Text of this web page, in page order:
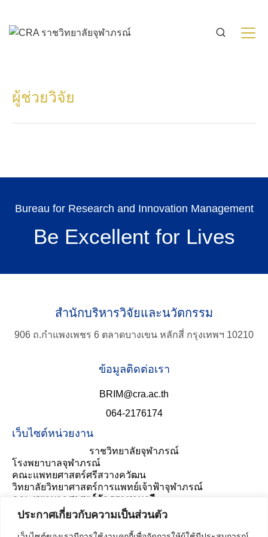
ประกาศเกี่ยวกับความเป็นส่วนตัว
content
EN
ผู้ช่วยวิจัย
Bureau for Research and Innovation Management
Be Excellent for Lives
สำนักบริหารวิจัยและนวัตกรรม
906 ถ.กำแพงเพชร 6 ตลาดบางเขน หลักสี่ กรุงเทพฯ 10210
ข้อมูลติดต่อเรา
BRIM@cra.ac.th
064-2176174
เว็บไซต์หน่วยงาน
ราชวิทยาลัยจุฬาภรณ์
โรงพยาบาลจุฬาภรณ์
คณะแพทยศาสตร์ศรีสวางควัฒน
วิทยาลัยวิทยาศาสตร์การแพทย์เจ้าฟ้าจุฬาภรณ์
คณะพยาบาลศาสตร์อัครราชกุมารี
ประเมินความพึงพอใจ